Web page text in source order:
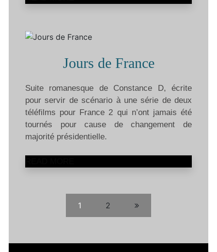
Jours de France
Suite romanesque de Constance D, écrite
pour servir de scénario à une série de deux
téléfilms pour France 2 qui n’ont jamais été
tournés pour cause de changement de
majorité présidentielle.
1 2